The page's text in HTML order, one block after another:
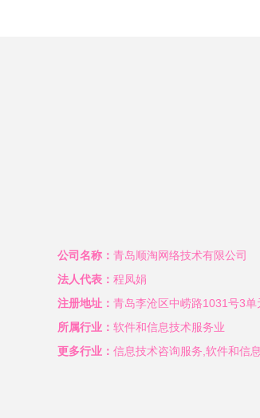
公司名称： 青岛顺淘网络技术有限公司
法人代表： 程凤娟
注册地址： 青岛李沧区中崂路1031号3单
所属行业： 软件和信息技术服务业
更多行业： 信息技术咨询服务,软件和信